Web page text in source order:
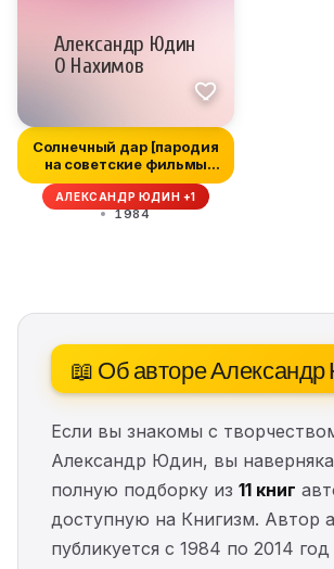
Солнечный дар [пародия
на советские фильмы
"про на...
АЛЕКСАНДР ЮДИН +1
1984
📖 Об авторе
Если вы знакомы с
Александр Юдин, вы
полную подборку из 11 книг
доступную на Книгизм. Автор
публикуется с 1984 по 2014